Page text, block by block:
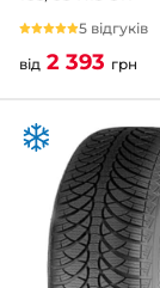
5 відгуків
від 2 393 грн